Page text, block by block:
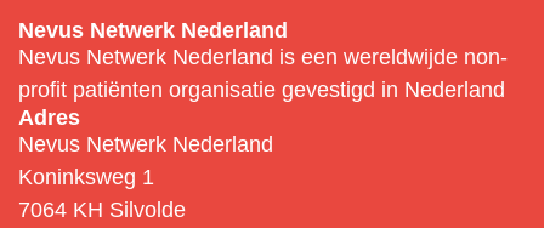
Nevus Netwerk Nederland
Nevus Netwerk Nederland is een wereldwijde non-
profit patiënten organisatie gevestigd in Nederland
Adres
Nevus Netwerk Nederland
Koninksweg 1
7064 KH Silvolde